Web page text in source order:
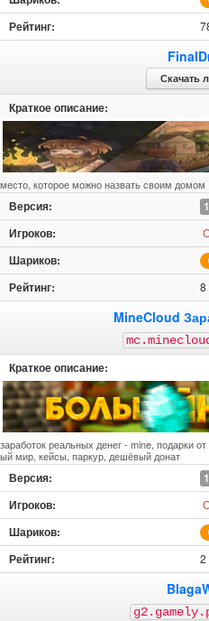
Скачать
место, которое можно назвать своим домом
8
MineCloud
заработок реальных денег - mine, подарки
ый мир, кейсы, паркур, дешёвый донат
2